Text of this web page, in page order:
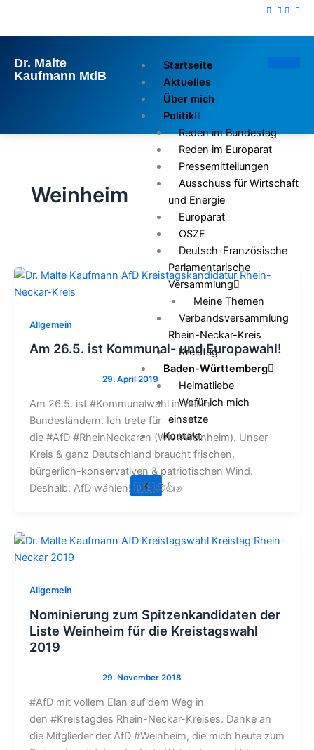
Dr. Malte
Kaufmann MdB
Startseite
Aktuelles
Über mich
Politik
Reden im Bundestag
Reden im Europarat
Pressemitteilungen
Ausschuss für Wirtschaft
und Energie
Europarat
OSZE
Deutsch-Französische
Parlamentarische
Versammlung
Meine Themen
Verbandsversammlung
Rhein-Neckar-Kreis
Kreistag
Baden-Württemberg
Heimatliebe
Wofür ich mich
einsetze
Kontakt
X
Weinheim
Allgemein
Am 26.5. ist Kommunal- und Europawahl!
Am 26.5. ist #Kommunalwahl in vielen
Bundesländern. Ich trete für
die #AfD #RheinNeckaran (WK #Weinheim). Unser
Kreis & ganz Deutschland braucht frischen,
bürgerlich-konservativen & patriotischen Wind.
Deshalb: AfD wählen! 🇩🇪😊👍✊
Allgemein
Nominierung zum Spitzenkandidaten der
Liste Weinheim für die Kreistagswahl
2019
#AfD mit vollem Elan auf dem Weg in
den #Kreistagdes Rhein-Neckar-Kreises. Danke an
die Mitglieder der AfD #Weinheim, die mich heute zum